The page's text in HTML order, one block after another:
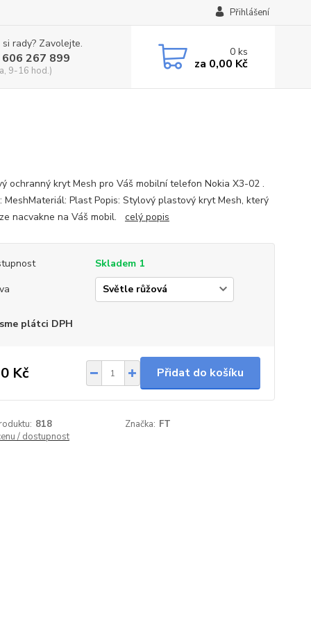
Přihlášení
rady? Zavolejte.
267 899
9-16 hod.)
0ks
za 0,00 Kč
ochranný kryt Mesh pro Váš mobilní telefon Nokia X3-02 .
MeshMateriál: Plast Popis: Stylový plastový kryt Mesh, který
nacvakne na Váš mobil. celý popis
Skladem 1
plátci DPH
Kč Přidat do košíku
818 Značka: FT
/ dostupnost